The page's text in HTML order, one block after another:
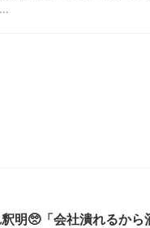
明🥺「会社潰れるから